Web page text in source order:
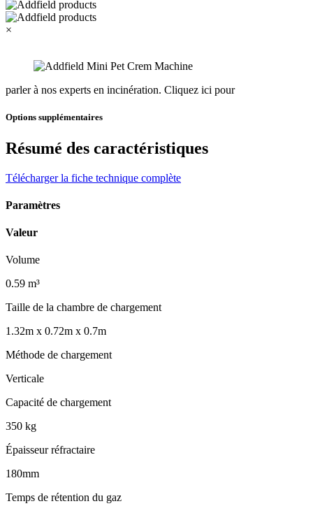
×
parler à nos experts en incinération. Cliquez ici pour
Options supplémentaires
Résumé des caractéristiques
Télécharger la fiche technique complète
Paramètres
Valeur
Volume
0.59 m³
Taille de la chambre de chargement
1.32m x 0.72m x 0.7m
Méthode de chargement
Verticale
Capacité de chargement
350 kg
Épaisseur réfractaire
180mm
Temps de rétention du gaz